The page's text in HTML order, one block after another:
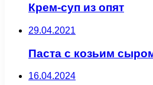
Крем-суп из опят
29.04.2021
Паста с козьим
16.04.2024